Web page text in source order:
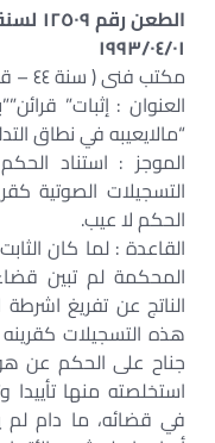
١٩٩٣/٠٤/٠١
مكتب فنى ( سنة ٤٤ – قاعدة ٤٢ – صفحة ٣١٤ )
العنوان : إثبات”
“مالايعيبه في نطاق
الموجز : استناد
التسجيلات الصوتية
الحكم لا عيب.
القاعدة : لما كان
المحكمة لم تبين
الناتج عن تفريغ
هذه التسجيلات كقرينه
جناح على الحكم عن
استخلصته منها تأييدا
في قضائه، ما دام لم